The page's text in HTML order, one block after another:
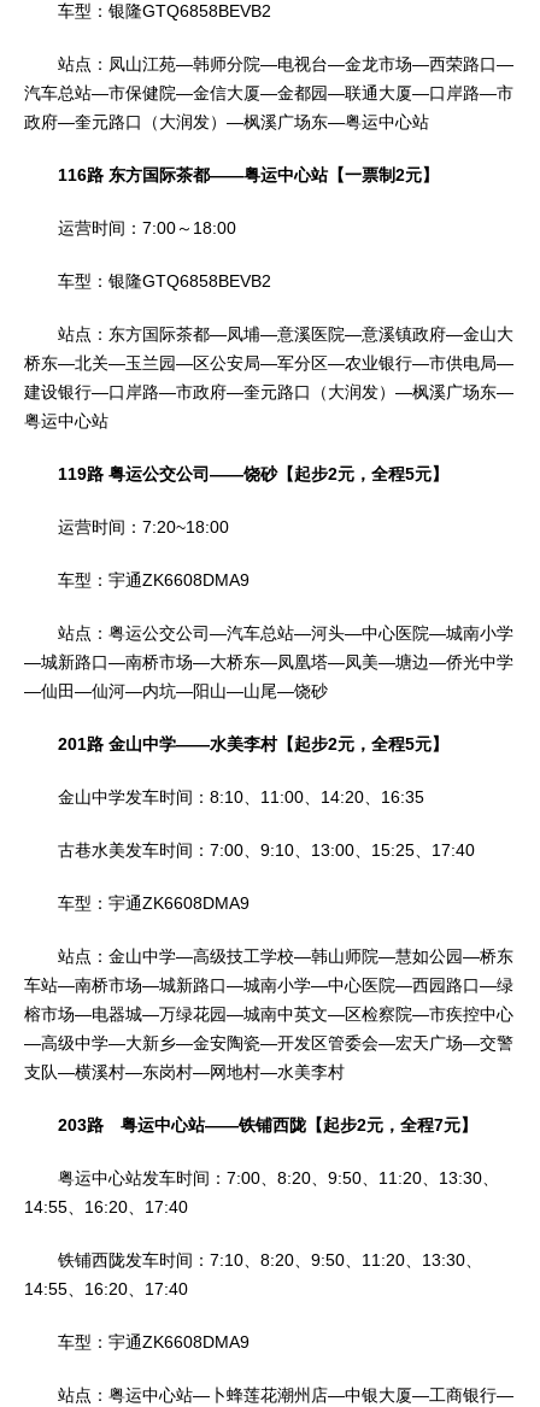
车型：银隆GTQ6858BEVB2
站点：凤山江苑—韩师分院—电视台—金龙市场—西荣路口—
汽车总站—市保健院—金信大厦—金都园—联通大厦—口岸路—市
政府—奎元路口（大润发）—枫溪广场东—粤运中心站
116路 东方国际茶都——粤运中心站【一票制2元】
运营时间：7:00～18:00
车型：银隆GTQ6858BEVB2
站点：东方国际茶都—凤埔—意溪医院—意溪镇政府—金山大
桥东—北关—玉兰园—区公安局—军分区—农业银行—市供电局—
建设银行—口岸路—市政府—奎元路口（大润发）—枫溪广场东—
粤运中心站
119路 粤运公交公司——饶砂【起步2元，全程5元】
运营时间：7:20~18:00
车型：宇通ZK6608DMA9
站点：粤运公交公司—汽车总站—河头—中心医院—城南小学
—城新路口—南桥市场—大桥东—凤凰塔—凤美—塘边—侨光中学
—仙田—仙河—内坑—阳山—山尾—饶砂
201路 金山中学——水美李村【起步2元，全程5元】
金山中学发车时间：8:10、11:00、14:20、16:35
古巷水美发车时间：7:00、9:10、13:00、15:25、17:40
车型：宇通ZK6608DMA9
站点：金山中学—高级技工学校—韩山师院—慧如公园—桥东
车站—南桥市场—城新路口—城南小学—中心医院—西园路口—绿
榕市场—电器城—万绿花园—城南中英文—区检察院—市疾控中心
—高级中学—大新乡—金安陶瓷—开发区管委会—宏天广场—交警
支队—横溪村—东岗村—网地村—水美李村
203路 粤运中心站——铁铺西陇【起步2元，全程7元】
粤运中心站发车时间：7:00、8:20、9:50、11:20、13:30、
14:55、16:20、17:40
铁铺西陇发车时间：7:10、8:20、9:50、11:20、13:30、
14:55、16:20、17:40
车型：宇通ZK6608DMA9
站点：粤运中心站—卜蜂莲花潮州店—中银大厦—工商银行—